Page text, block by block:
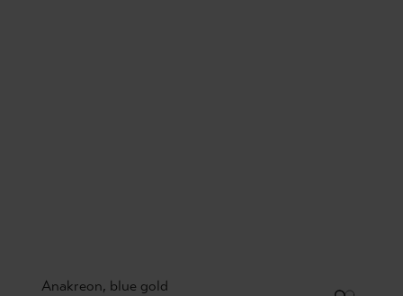
Anakreon, blue gold